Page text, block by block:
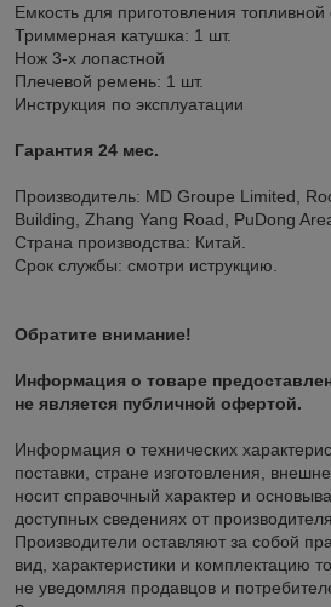
Емкость для приготовления
Триммерная катушка: 1 шт.
Нож 3-х лопастной
Плечевой ремень: 1 шт.
Инструкция по эксплуатации
Гарантия 24 мес.
Производитель: MD Groupe Limited,
Building, Zhang Yang Road, PuDong
Страна производства: Китай.
Срок службы: смотри иструкцию.
Обратите внимание!
Информация о товаре
не является публичной офертой.
Информация о технических
поставки, стране изготовления,
носит справочный характер и
доступных сведениях от производителя.
Производители оставляют за собой
вид, характеристики и комплектацию
не уведомляя продавцов и